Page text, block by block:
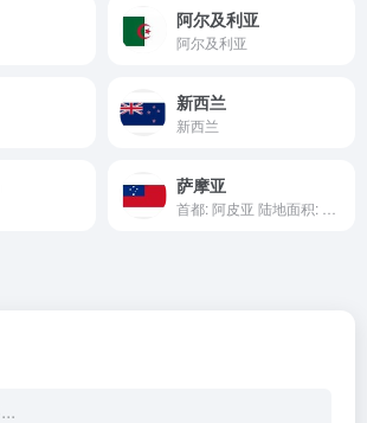
阿尔及利亚
阿尔及利亚
新西兰
新西兰
萨摩亚